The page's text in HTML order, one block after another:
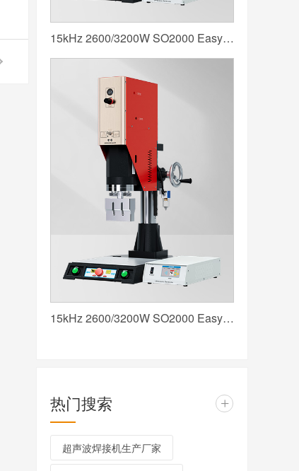
15kHz 2600/3200W SO2000 Easy 声峰超声波焊接机 数字 圆立柱 蓝色
15kHz 2600/3200W SO2000 Easy 声峰超声波焊接机 数字 圆立柱 红
热门搜索 +
超声波焊接机生产厂家